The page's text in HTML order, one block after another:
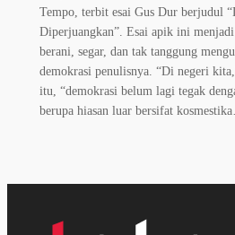
Tempo, terbit esai Gus Dur berjudul
Diperjuangkan”. Esai apik ini
berani, segar, dan tak tanggung
demokrasi penulisnya. “Di negeri
itu, “demokrasi belum lagi tegak
berupa hiasan luar bersifat